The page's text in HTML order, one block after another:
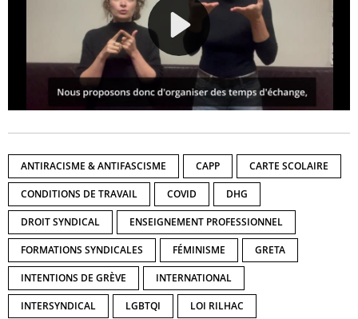
ANTIRACISME & ANTIFASCISME CAPP CARTE SCOLAIRE
CONDITIONS DE TRAVAIL COVID DHG
DROIT SYNDICAL ENSEIGNEMENT PROFESSIONNEL
FORMATIONS SYNDICALES FÉMINISME GRETA
INTENTIONS DE GRÈVE INTERNATIONAL
INTERSYNDICAL LGBTQI LOI RILHAC